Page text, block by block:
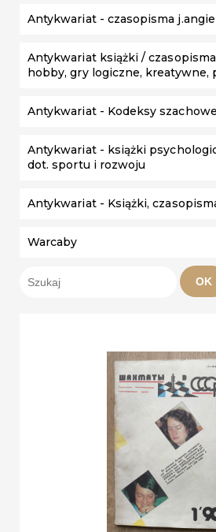
Antykwariat - czasopisma
Antykwariat książki /
hobby, gry logiczne, kreatywne,
Antykwariat - Kodeksy szachowe
Antykwariat - książki
dot. sportu i rozwoju
Antykwariat - Książki,
Warcaby
OK